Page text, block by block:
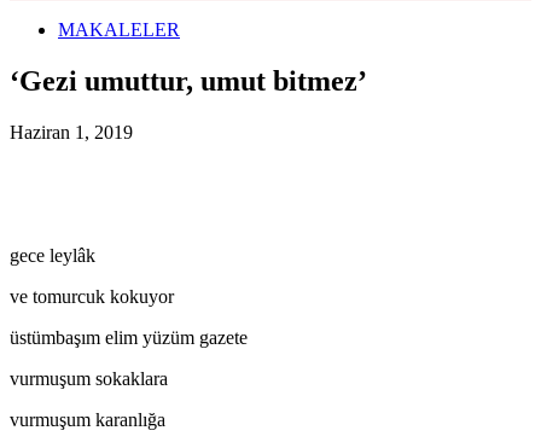
MAKALELER
‘Gezi umuttur, umut bitmez’
Haziran 1, 2019
gece leylâk
ve tomurcuk kokuyor
üstümbaşım elim yüzüm gazete
vurmuşum sokaklara
vurmuşum karanlığa